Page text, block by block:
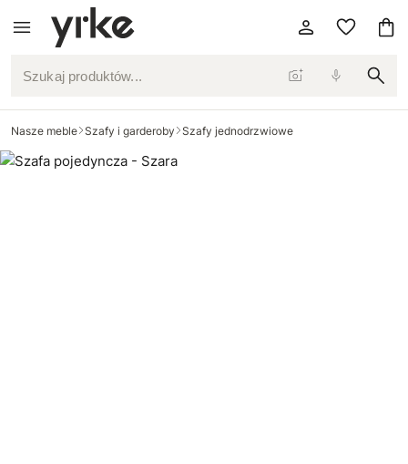
Szukaj produktów...
Nasze meble Szafy i garderoby Szafy jednodrzwiowe